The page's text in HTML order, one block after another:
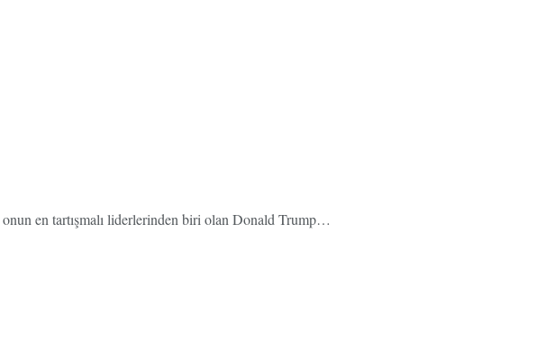
en tartışmalı liderlerinden biri olan Donald Trump…